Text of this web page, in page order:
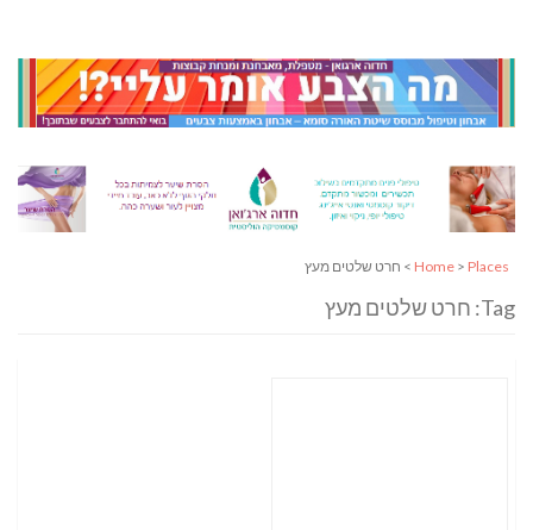
Home > Places > חרט שלטים מעץ
Tag: חרט שלטים מעץ